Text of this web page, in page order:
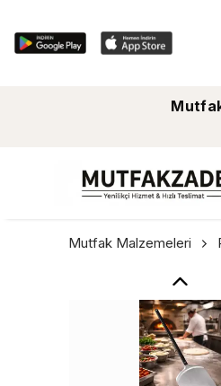
Mutfak Malzemeleri